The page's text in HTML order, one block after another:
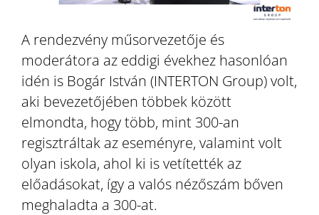
A rendezvény műsorvezetője és
moderátora az eddigi évekhez hasonlóan
idén is Bogár István (INTERTON Group) volt,
aki bevezetőjében többek között
elmondta, hogy több, mint 300-an
regisztráltak az eseményre, valamint volt
olyan iskola, ahol ki is vetítették az
előadásokat, így a valós nézőszám bőven
meghaladta a 300-at.